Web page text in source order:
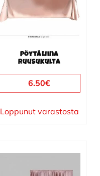
Pöytäliina
ruusukulta
6.50€
Loppunut varastosta